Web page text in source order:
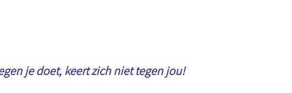
je doet, keert zich niet tegen jou!